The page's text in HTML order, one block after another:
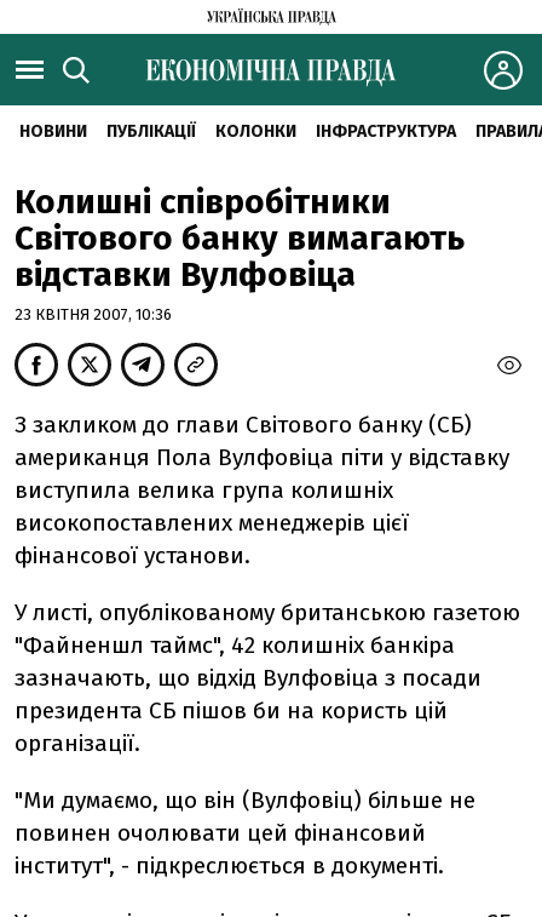
НОВИНИ ПУБЛІКАЦІЇ КОЛОНКИ ІНФРАСТРУКТУРА
Колишні співробітники
Світового банку вимагають
відставки Вулфовіца
23 КВІТНЯ 2007, 10:36
З закликом до глави Світового банку (СБ)
американця Пола Вулфовіца піти у відставку
виступила велика група колишніх
високопоставлених менеджерів цієї
фінансової установи.
У листі, опублікованому британською газетою
"Файненшл таймс", 42 колишніх банкіра
зазначають, що відхід Вулфовіца з посади
президента СБ пішов би на користь цій
організації.
"Ми думаємо, що він (Вулфовіц) більше не
повинен очолювати цей фінансовий
інститут", - підкреслюється в документі.